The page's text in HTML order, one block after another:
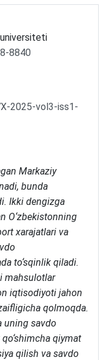
8840
2025-vol3-iss1-
Markaziy
bunda
Ikki dengizga
O‘zbekistonning
xarajatlari va
to‘sqinlik qiladi.
mahsulotlar
iqtisodiyoti jahon
qolmoqda.
uning savdo
qiymat
qilish va savdo